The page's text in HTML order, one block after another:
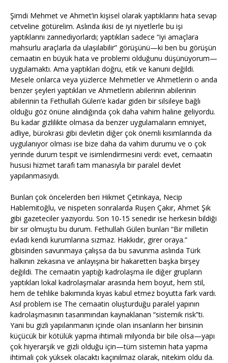
Şimdi Mehmet ve Ahmet’in kişisel olarak yaptıklarını hata sevap
cetveline götürelim. Aslında ikisi de iyi niyetlerle bu işi
yaptıklarını zannediyorlardı; yaptıkları sadece “iyi amaçlara
mahsurlu araçlarla da ulaşılabilir” görüşünü—ki ben bu görüşün
cemaatin en büyük hata ve problemi olduğunu düşünüyorum—
uygulamaktı. Ama yaptıkları doğru, etik ve kanuni değildi.
Mesele onlarca veya yüzlerce Mehmetler ve Ahmetlerin o anda
benzer şeyleri yaptıkları ve Ahmetlerin abilerinin abilerinin
abilerinin ta Fethullah Gülen’e kadar giden bir silsileye bağlı
olduğu göz önüne alındığında çok daha vahim haline geliyordu.
Bu kadar gizlilikte olmasa da benzer uygulamaların emniyet,
adliye, bürokrasi gibi devletin diğer çok önemli kısımlarında da
uygulanıyor olması ise bize daha da vahim durumu ve o çok
yerinde durum tespit ve isimlendirmesini verdi: evet, cemaatin
hususi hizmet tarafı tam manasıyla bir paralel devlet
yapılanmasıydı.
Bunları çok öncelerden beri Hikmet Çetinkaya, Necip
Hablemitoğlu, ve nispeten sonralarda Ruşen Çakır, Ahmet Şık
gibi gazeteciler yazıyordu. Son 10-15 senedir ise herkesin bildiği
bir sır olmuştu bu durum. Fethullah Gülen bunları “Bir milletin
evladı kendi kurumlarına sızmaz. Hakkıdır, girer oraya.”
gibisinden savunmaya çalışsa da bu savunma aslında Türk
halkının zekasına ve anlayışına bir hakaretten başka birşey
değildi. The cemaatin yaptığı kadrolaşma ile diğer grupların
yaptıkları lokal kadrolaşmalar arasında hem boyut, hem stil,
hem de tehlike bakımında kıyas kabul etmez boyutta fark vardı.
Asıl problem ise The cemaatin oluşturduğu paralel yapının
kadrolaşmasının tasarımından kaynaklanan “sistemik risk”ti.
Yani bu gizli yapılanmanın içinde olan insanların her birisinin
küçücük bir kötülük yapma ihtimali milyonda bir bile olsa—yapı
çok hiyerarşik ve gizli olduğu için—tüm sistemin hata yapma
ihtimali çok yüksek olacaktı kaçınılmaz olarak, nitekim oldu da.